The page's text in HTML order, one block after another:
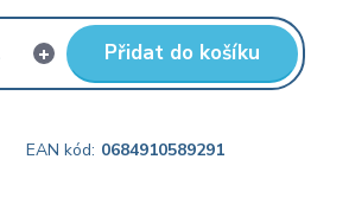
Přidat do košíku
EAN kód: 0684910589291